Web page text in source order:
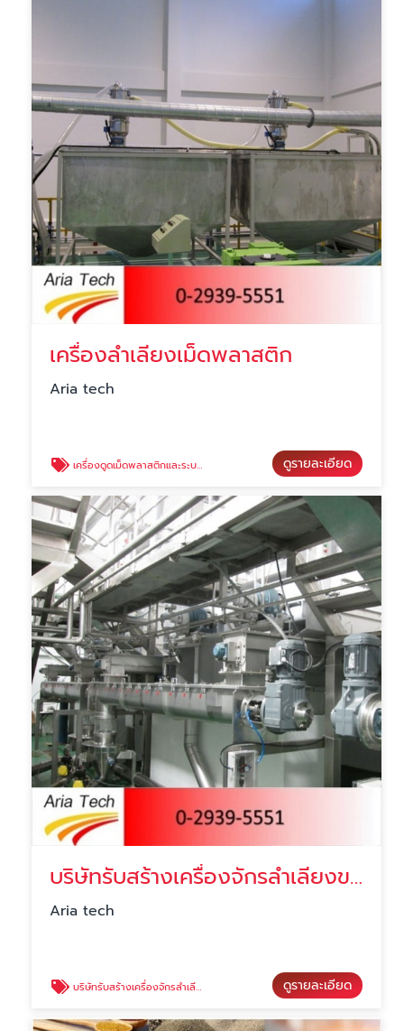
เครื่องลำเลียงเม็ดพลาสติก
Aria tech
เครื่องดูดเม็ดพลาสติกและระบบลำเลียงเม็ดพลาสติก ดูรายละเอียด
บริษัทรับสร้างเครื่องจักรลำเลียงขนาดใหญ่
Aria tech
บริษัทรับสร้างเครื่องจักรลำเลียงขนาดใหญ่ ดูรายละเอียด